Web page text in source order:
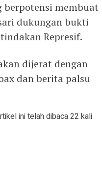
berpotensi membuat
dukungan bukti
Represif.
dijerat dengan
dan berita palsu
ini telah dibaca 22 kali